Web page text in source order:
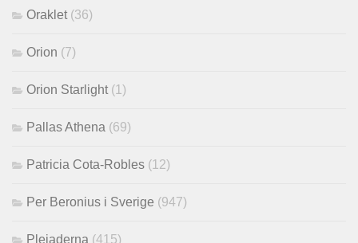
Oraklet (36)
Orion (7)
Orion Starlight (1)
Pallas Athena (69)
Patricia Cota-Robles (12)
Per Beronius i Sverige (947)
Plejaderna (415)